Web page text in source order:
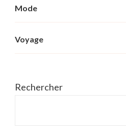
Mode
Voyage
Rechercher